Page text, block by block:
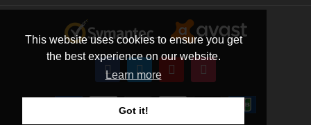
This website uses cookies to ensure you get
the best experience on our website.
Learn more
Got it!